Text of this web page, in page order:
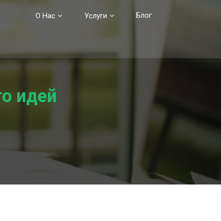
О Нас Услуги Блог
идей